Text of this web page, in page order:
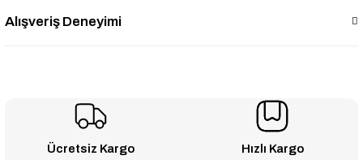
Alışveriş Deneyimi
Ücretsiz Kargo Hızlı Kargo